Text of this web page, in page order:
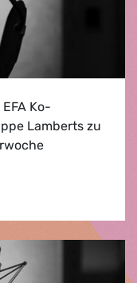
Ko-
Lamberts zu